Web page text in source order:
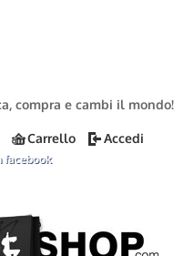
compra e cambi il mondo!
Carrello Accedi
facebook